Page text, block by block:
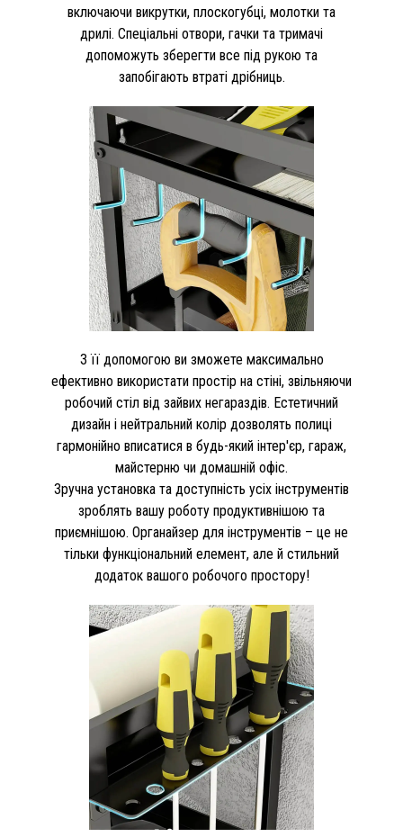
включаючи викрутки, плоскогубці, молотки та
дрилі. Спеціальні отвори, гачки та тримачі
допоможуть зберегти все під рукою та
запобігають втраті дрібниць.
З її допомогою ви зможете максимально
ефективно використати простір на стіні, звільняючи
робочий стіл від зайвих негараздів. Естетичний
дизайн і нейтральний колір дозволять полиці
гармонійно вписатися в будь-який інтер'єр, гараж,
майстерню чи домашній офіс.
Зручна установка та доступність усіх інструментів
зроблять вашу роботу продуктивнішою та
приємнішою. Органайзер для інструментів – це не
тільки функціональний елемент, але й стильний
додаток вашого робочого простору!